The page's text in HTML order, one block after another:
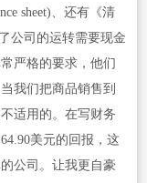
sheet)、还有《清
公司的运转需要现金
严格的要求，他们
我们把商品销售到
适用的。在写财务
美元的回报，这
公司。让我更自豪